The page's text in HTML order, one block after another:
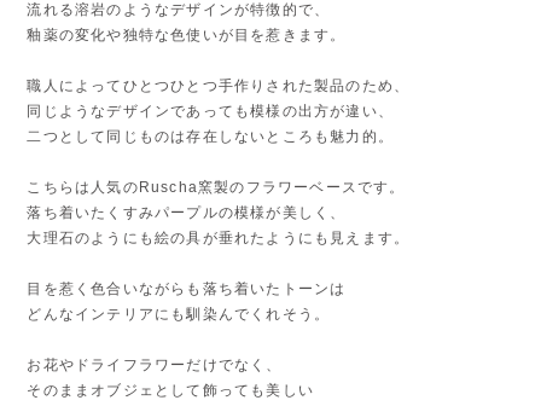
流れる溶岩のようなデザインが特徴的で、
釉薬の変化や独特な色使いが目を惹きます。
職人によってひとつひとつ手作りされた製品のため、
同じようなデザインであっても模様の出方が違い、
二つとして同じものは存在しないところも魅力的。
こちらは人気のRuscha窯製のフラワーベースです。
落ち着いたくすみパープルの模様が美しく、
大理石のようにも絵の具が垂れたようにも見えます。
目を惹く色合いながらも落ち着いたトーンは
どんなインテリアにも馴染んでくれそう。
お花やドライフラワーだけでなく、
そのままオブジェとして飾っても美しい